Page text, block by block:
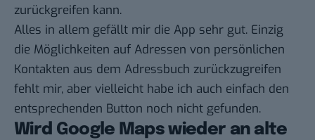
zurückgreifen kann.
Alles in allem gefällt mir die App sehr gut. Einzig
die Möglichkeiten auf Adressen von persönlichen
Kontakten aus dem Adressbuch zurückzugreifen
fehlt mir, aber vielleicht habe ich auch einfach den
entsprechenden Button noch nicht gefunden.
Wird Google Maps wieder an alte